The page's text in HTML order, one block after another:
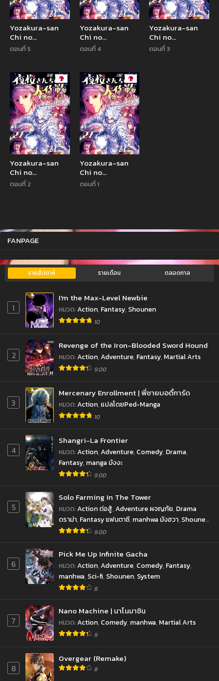
Yozakura-san
Chi no
Daisakusen
ตอนที่ 5
Yozakura-san
Chi no
Daisakusen
ตอนที่ 4
Yozakura-san
Chi no
Daisakusen
ตอนที่ 3
Manga
Yozakura-san
Chi no
Daisakusen
ตอนที่ 2
Manga
Yozakura-san
Chi no
Daisakusen
ตอนที่ 1
FANPAGE
รายสัปดาห์ รายเดือน ตลอดกาล
1
I'm the Max-Level Newbie
หมวด:Action, Fantasy, Shounen
10
2
Revenge of the Iron-Blooded Sword Hound
หมวด:Action,Adventure, Fantasy, Martial Arts
9.00
3
Mercenary Enrollment | พี่ชายบอดี้การ์ด
หมวด:Action, แปลโดยPed-Manga
10
4
Shangri-La Frontier
หมวด:Action,Adventure, Comedy, Drama,
Fantasy, manga มังงะ
9.00
5
Solo Farming In The Tower
หมวด:Action ต่อสู้,Adventure ผจญภัย, Drama
ดราม่า, Fantasy แฟนตาซี, manhwa มังฮวา, Shounen
โชเน็น
9.00
6
Pick Me Up Infinite Gacha
หมวด:Action,Adventure, Comedy, Fantasy,
manhwa, Sci-fi, Shounen, System
8
7
Nano Machine | นาโนมาชิน
หมวด:Action, Comedy, manhwa, Martial Arts
9
8
Overgear (Remake)
8